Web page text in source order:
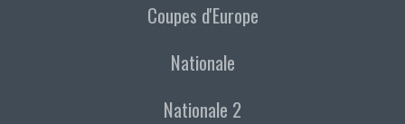
Coupes d'Europe
Nationale
Nationale 2